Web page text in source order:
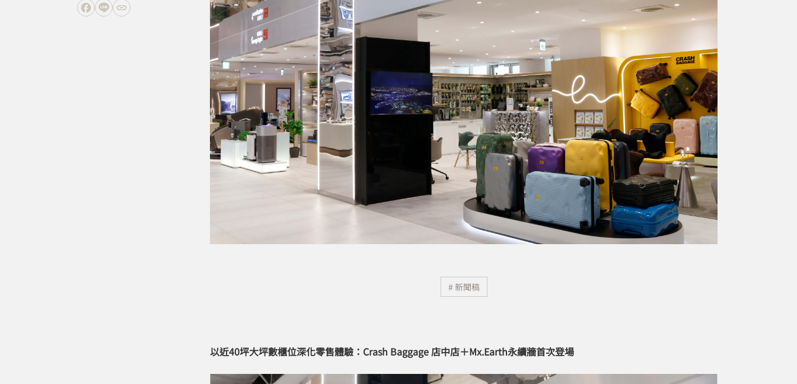
# 新聞稿
以近40坪大坪數櫃位深化零售體驗：Crash Baggage 店中店＋Mx.Earth永續牆首次登場